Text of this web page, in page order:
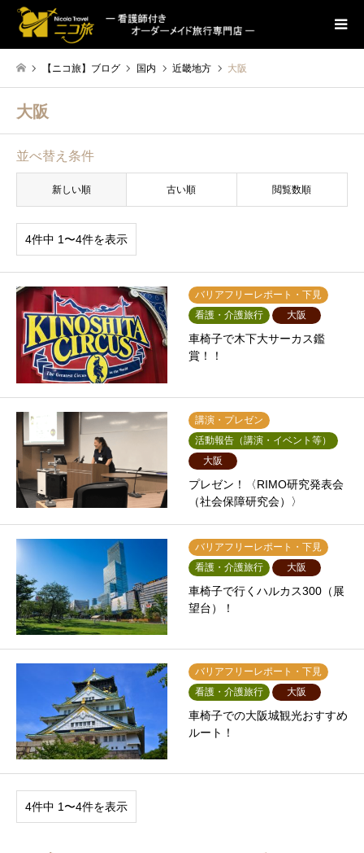
【ニコ旅】ブログ 国内 近畿地方 大阪
大阪
並べ替え条件
新しい順 古い順 閲覧数順
4件中 1〜4件を表示
バリアフリーレポート・下見
看護・介護旅行
大阪
車椅子で木下大サーカス鑑
賞！！
講演・プレゼン
活動報告（講演・イベント等）
大阪
プレゼン！〈RIMO研究発表会
（社会保障研究会）〉
バリアフリーレポート・下見
看護・介護旅行
大阪
車椅子で行くハルカス300（展
望台）！
バリアフリーレポート・下見
看護・介護旅行
大阪
車椅子での大阪城観光おすすめ
ルート！
4件中 1〜4件を表示